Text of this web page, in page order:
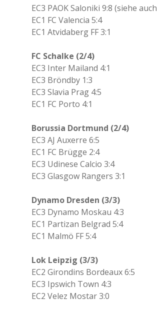
EC3 PAOK Saloniki 9:8 (siehe auch
EC1 FC Valencia 5:4
EC1 Atvidaberg FF 3:1
FC Schalke (2/4)
EC3 Inter Mailand 4:1
EC3 Bröndby 1:3
EC3 Slavia Prag 4:5
EC1 FC Porto 4:1
Borussia Dortmund (2/4)
EC3 AJ Auxerre 6:5
EC1 FC Brügge 2:4
EC3 Udinese Calcio 3:4
EC3 Glasgow Rangers 3:1
Dynamo Dresden (3/3)
EC3 Dynamo Moskau 4:3
EC1 Partizan Belgrad 5:4
EC1 Malmö FF 5:4
Lok Leipzig (3/3)
EC2 Girondins Bordeaux 6:5
EC3 Ipswich Town 4:3
EC2 Velez Mostar 3:0